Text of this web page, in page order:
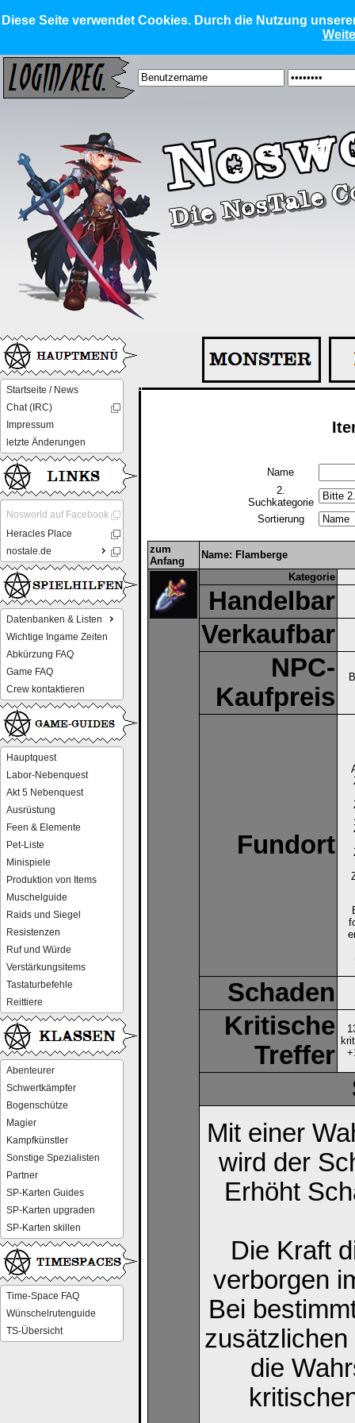
Diese Seite verwendet Cookies. Durch die Nutzung
Startseite / News
Chat (IRC)
Impressum
letzte Änderungen
Nosworld auf Facebook
Heracles Place
nostale.de
Datenbanken & Listen
Wichtige Ingame Zeiten
Abkürzung FAQ
Game FAQ
Crew kontaktieren
Hauptquest
Labor-Nebenquest
Akt 5 Nebenquest
Ausrüstung
Feen & Elemente
Pet-Liste
Minispiele
Produktion von Items
Muschelguide
Raids und Siegel
Resistenzen
Ruf und Würde
Verstärkungsitems
Tastaturbefehle
Reittiere
Abenteurer
Schwertkämpfer
Bogenschütze
Magier
Kampfkünstler
Sonstige Spezialisten
Partner
SP-Karten Guides
SP-Karten upgraden
SP-Karten skillen
Time-Space FAQ
Wünschelrutenguide
TS-Übersicht
Name
2.
Suchkategorie
Sortierung
zum
Anfang
Name: Flamberge
Kategorie
Handelbar
Verkaufbar
NPC-
Kaufpreis
Fundort
Schaden
Kritische
Treffer
Mit einer
wird der
Erhöht
Die Kraft
verborgen
Bei
die